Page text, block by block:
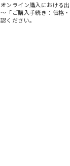
オンライン購入における
～「ご購入手続き：価格
認ください。